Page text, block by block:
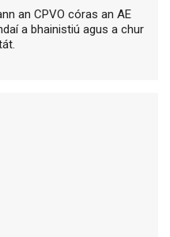
an CPVO córas an AE
a bhainistiú agus a chur